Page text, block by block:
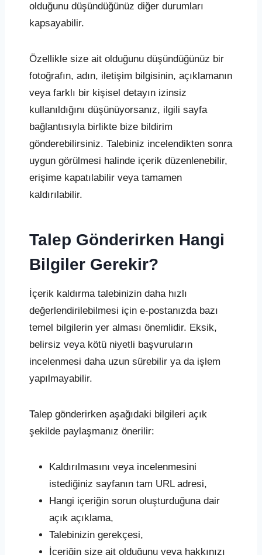
olduğunu düşündüğünüz diğer durumları
kapsayabilir.
Özellikle size ait olduğunu düşündüğünüz bir
fotoğrafın, adın, iletişim bilgisinin, açıklamanın
veya farklı bir kişisel detayın izinsiz
kullanıldığını düşünüyorsanız, ilgili sayfa
bağlantısıyla birlikte bize bildirim
gönderebilirsiniz. Talebiniz incelendikten sonra
uygun görülmesi halinde içerik düzenlenebilir,
erişime kapatılabilir veya tamamen
kaldırılabilir.
Talep Gönderirken Hangi
Bilgiler Gerekir?
İçerik kaldırma talebinizin daha hızlı
değerlendirilebilmesi için e-postanızda bazı
temel bilgilerin yer alması önemlidir. Eksik,
belirsiz veya kötü niyetli başvuruların
incelenmesi daha uzun sürebilir ya da işlem
yapılmayabilir.
Talep gönderirken aşağıdaki bilgileri açık
şekilde paylaşmanız önerilir:
Kaldırılmasını veya incelenmesini
istediğiniz sayfanın tam URL adresi,
Hangi içeriğin sorun oluşturduğuna dair
açık açıklama,
Talebinizin gerekçesi,
İçeriğin size ait olduğunu veya hakkınızı